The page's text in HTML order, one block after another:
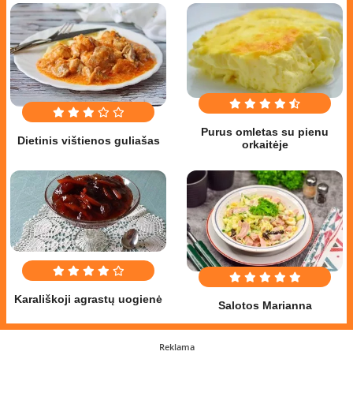
Dietinis vištienos guliašas
Purus omletas su pienu
orkaitėje
Karališkoji agrastų uogienė Salotos Marianna
Reklama